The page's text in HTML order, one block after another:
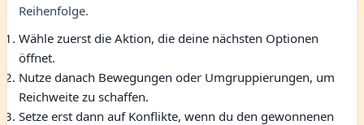
Reihenfolge.
Wähle zuerst die Aktion, die deine nächsten Optionen
öffnet.
Nutze danach Bewegungen oder Umgruppierungen, um
Reichweite zu schaffen.
Setze erst dann auf Konflikte, wenn du den gewonnenen